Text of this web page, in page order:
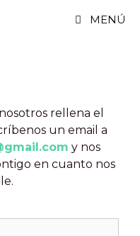
MENÚ
rellena el
un email a
y nos
en cuanto nos